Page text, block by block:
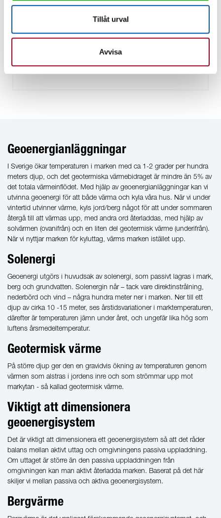
Tillåt urval
Avvisa
Rörskydd
Geoenergianläggningar
I Sverige ökar temperaturen i marken med ca 1-2 grader per hundra
meters djup, och det geotermiska värmebidraget är mindre än 5% av
det totala värmeinflödet. Med hjälp av geoenergianläggningar kan vi
utvinna geoenergi för att både värma och kyla våra hus. När vi under
vintertid utvinner värme, kyls jord/berg något för att under sommaren
återgå till att värmas upp, med andra ord återladdas, med hjälp av
solvärmen (ovanifrån) och en liten del geotermisk värme (underifrån).
När vi nyttjar marken för kyluttag, värms marken istället upp.
Solenergi
Geoenergi utgörs i huvudsak av solenergi, som passivt lagras i mark,
berg och grundvatten. Solenergin når – tack vare direktinstrålning,
nederbörd och vind – några hundra meter ner i marken. Ner till ett
djup av cirka 10 -15 meter, ses årstidsvariationer i marktemperaturen,
därefter är temperaturen jämn under året, och ungefär lika hög som
luftens årsmedeltemperatur.
Geotermisk värme
På större djup ger den en gravidvis ökning av temperaturen genom
värmen som alstras i jordens inre och som strömmar upp mot
markytan - så kallad geotermisk värme.
Viktigt att dimensionera
geoenergisystem
Det är viktigt att dimensionera ett geoenergisystem så att det råder
balans mellan aktivt uttag och omgivningens passiva uppladdning.
Om uttaget är större än den passiva uppladdningen från
omgivningen kan man aktivt återladda marken. Baserat på det här
skiljer vi mellan passiva och aktiva geoenergisystem.
Bergvärme